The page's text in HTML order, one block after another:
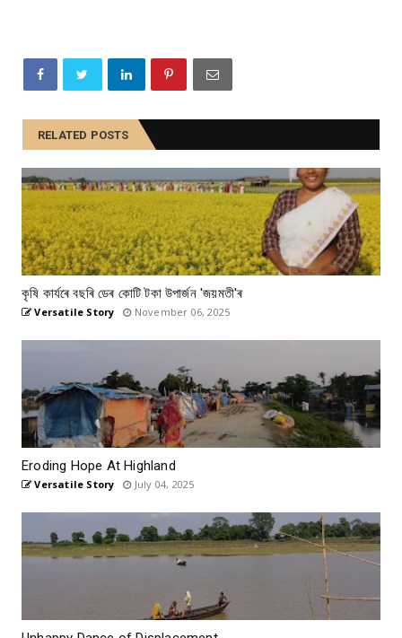
RELATED POSTS
কৃষি কাৰ্যৰে বছৰি ডেৰ কোটি টকা উপার্জন 'জয়মতী'ৰ
Versatile Story November 06, 2025
Eroding Hope At Highland
Versatile Story July 04, 2025